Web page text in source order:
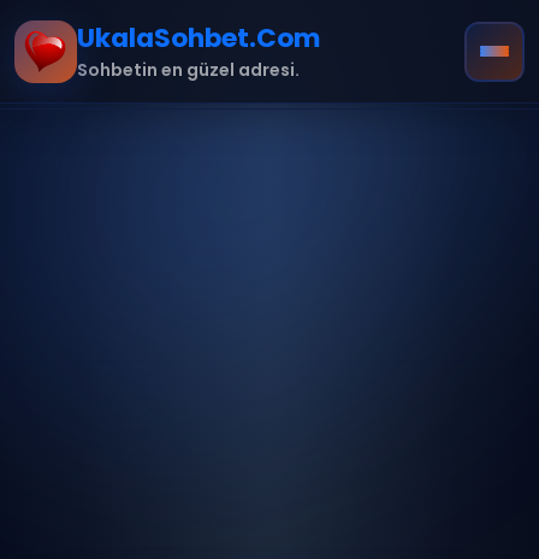
UkalaSohbet.Com
Sohbetin en güzel adresi.